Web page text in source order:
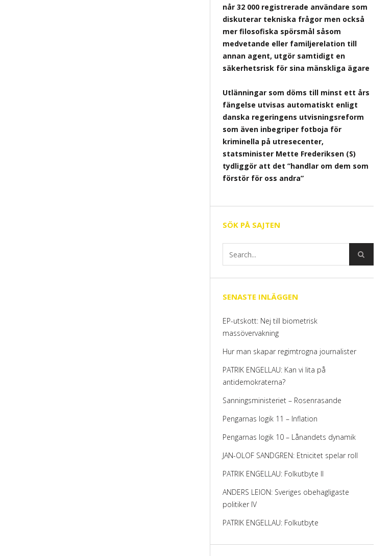
når 32 000 registrerade användare som
diskuterar tekniska frågor men också
mer filosofiska spörsmål såsom
medvetande eller familjerelation till
annan agent, utgör samtidigt en
säkerhetsrisk för sina mänskliga ägare
Utlänningar som döms till minst ett års
fängelse utvisas automatiskt enligt
danska regeringens utvisningsreform
som även inbegriper fotboja för
kriminella på utresecenter,
statsminister Mette Frederiksen (S)
tydliggör att det ”handlar om dem som
förstör för oss andra”
SÖK PÅ SAJTEN
SENASTE INLÄGGEN
EP-utskott: Nej till biometrisk
massövervakning
Hur man skapar regimtrogna journalister
PATRIK ENGELLAU: Kan vi lita på
antidemokraterna?
Sanningsministeriet – Rosenrasande
Pengarnas logik 11 – Inflation
Pengarnas logik 10 – Lånandets dynamik
JAN-OLOF SANDGREN: Etnicitet spelar roll
PATRIK ENGELLAU: Folkutbyte II
ANDERS LEION: Sveriges obehagligaste
politiker IV
PATRIK ENGELLAU: Folkutbyte